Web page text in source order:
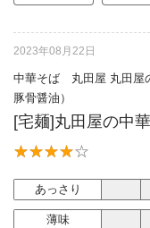
2023年08月22日
中華そば 丸田屋 丸田屋
豚骨醤油）
[宅麺]丸田屋の中
あっさり
薄味